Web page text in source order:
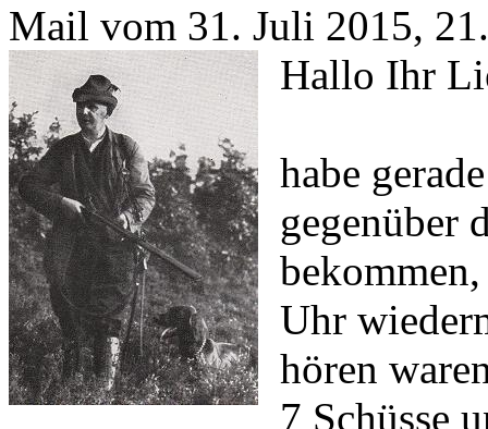
Mail vom 31. Juli 2015,
Hallo Ihr
habe
gegenüber
Uhr
hören
7 Schüsse